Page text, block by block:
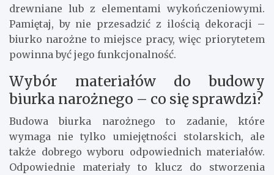
drewniane lub z elementami wykończeniowymi.
Pamiętaj, by nie przesadzić z ilością dekoracji –
biurko narożne to miejsce pracy, więc priorytetem
powinna być jego funkcjonalność.
Wybór materiałów do budowy
biurka narożnego – co się sprawdzi?
Budowa biurka narożnego to zadanie, które
wymaga nie tylko umiejętności stolarskich, ale
także dobrego wyboru odpowiednich materiałów.
Odpowiednie materiały to klucz do stworzenia